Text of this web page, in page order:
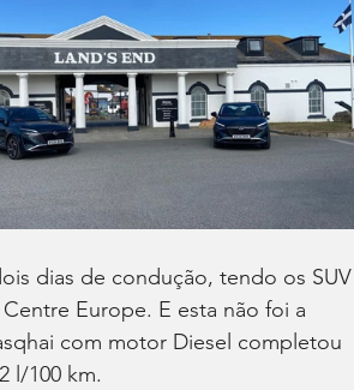
dias de condução, tendo os SUV
Europe. E esta não foi a
com motor Diesel completou
l/100 km.